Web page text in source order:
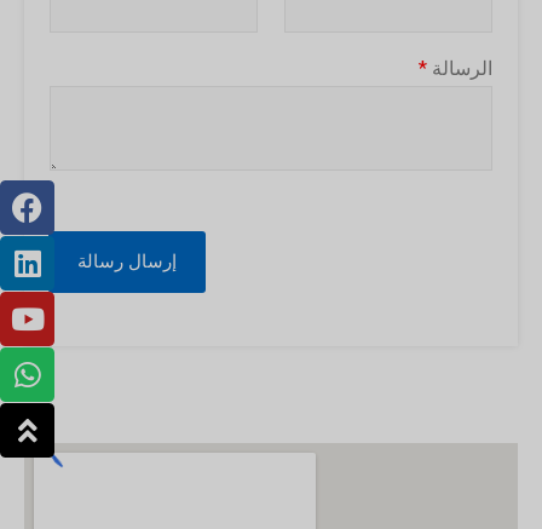
الرسالة *
إرسال رسالة